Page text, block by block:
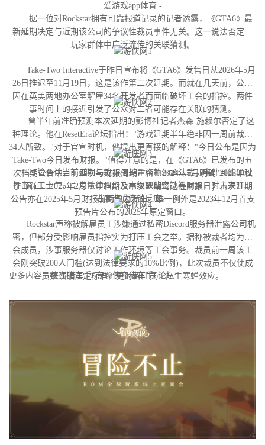
爱游戏app体育 -
据一位对Rockstar拥有可靠报道记录的记者透露，《GTA6》最
新延期决定与近期该公司的争议性裁员事件无关。这一说法否定了
玩家群体中广泛流传的关联猜测。
Take-Two Interactive于昨日宣布将《GTA6》发售日从2026年5月
26日推迟至11月19日，这是该作第二次延期。而就在几天前，公司
因在英美两地办公室解雇34名开发者而面临破坏工会的指控。两件
事时间上的接近引发了公众对二者可能存在关联的猜测。
曾半年前准确预测本次延期的彭博社记者杰森·施赖尔否定了这
种理论。他在ResetEra论坛指出："游戏延期半年绝非因一周前裁撤
34人所致。"对于官宣时机，他提出更直接的解释："今日公布是因为
Take-Two今日发布财报。"值得注意的是，在《GTA6》已发布的五
次档期公告中，有四次与财报周期重合：2024年5月明确"2025年秋
季"窗口、2025年2月重申档期及本次延期均选在财报日；首次延期
公告亦在2025年5月财报前两周内发布。唯一例外是2023年12月首支
预告片公布的2025年原定窗口。
尽管否认当前延期与裁员相关，施赖尔承认裁员事件可能通过
打击员工士气、引发法律纠纷及高级职位空缺等问题，对未来开发
进度造成连锁反应。
Rockstar声称被解雇员工涉嫌通过私密Discord服务器泄露公司机
密，但部分受影响雇员指控实为打压工会之举。据称被裁者均为工
会成员，涉事服务器仅讨论工作环境等工会事务。裁员前一周该工
会刚突破200人门槛(达到法律要求的10%比例)，此次裁员不仅使成
员数跌破法定标准，更对留任员工产生寒蝉效应。
更多内容：侠盗猎车手6专题侠盗猎车手6论坛